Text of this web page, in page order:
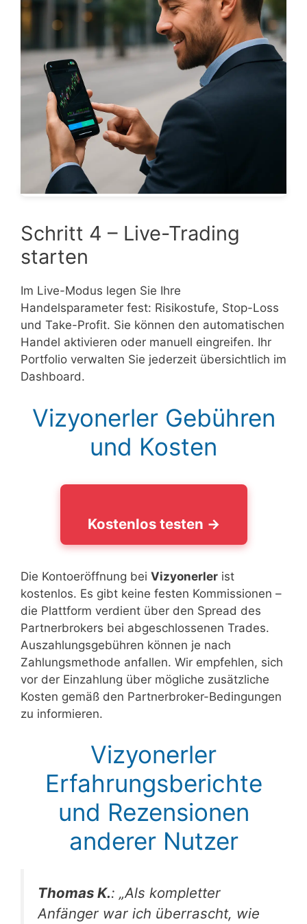
Schritt 4 – Live-Trading
starten
Im Live-Modus legen Sie Ihre
Handelsparameter fest: Risikostufe, Stop-Loss
und Take-Profit. Sie können den automatischen
Handel aktivieren oder manuell eingreifen. Ihr
Portfolio verwalten Sie jederzeit übersichtlich im
Dashboard.
Vizyonerler Gebühren
und Kosten
Kostenlos testen →
Die Kontoeröffnung bei Vizyonerler ist
kostenlos. Es gibt keine festen Kommissionen –
die Plattform verdient über den Spread des
Partnerbrokers bei abgeschlossenen Trades.
Auszahlungsgebühren können je nach
Zahlungsmethode anfallen. Wir empfehlen, sich
vor der Einzahlung über mögliche zusätzliche
Kosten gemäß den Partnerbroker-Bedingungen
zu informieren.
Vizyonerler
Erfahrungsberichte
und Rezensionen
anderer Nutzer
Thomas K.: „Als kompletter
Anfänger war ich überrascht, wie